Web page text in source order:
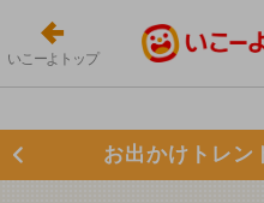
いこーよトップ
お出かけトレン